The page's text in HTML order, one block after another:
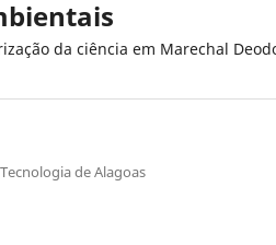
da ciência em Marechal
de Alagoas